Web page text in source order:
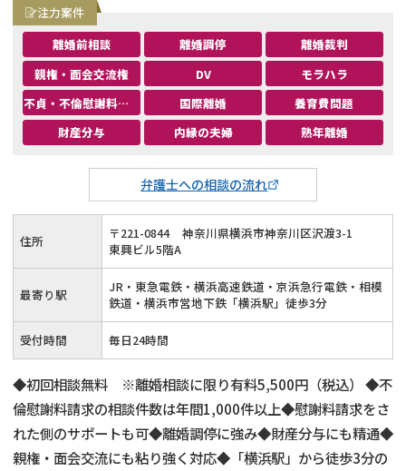
弁護士への相談の流れ
注力案件
離婚前相談
離婚調停
離婚裁判
親権・面会交流権
DV
モラハラ
不貞・不倫慰謝料請求
国際離婚
養育費問題
財産分与
内縁の夫婦 熟年離婚
住所 〒221-0844
神奈川県横浜市神奈川区沢渡3-1
東興ビル5階A
最寄り駅
JR・東急電鉄・横浜高速鉄道・京浜急行電鉄・相模
鉄道・横浜市営地下鉄「横浜駅」徒歩3分
受付時間 毎日24時間
◆初回相談無料 ※離婚相談に限り有料5,500円（税込） ◆不
倫慰謝料請求の相談件数は年間1,000件以上◆慰謝料請求をさ
れた側のサポートも可◆離婚調停に強み◆財産分与にも精通◆
親権・面会交流にも粘り強く対応◆「横浜駅」から徒歩3分の